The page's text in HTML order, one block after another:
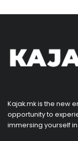
Kajak.mk is the new
opportunity to
immersing yourself